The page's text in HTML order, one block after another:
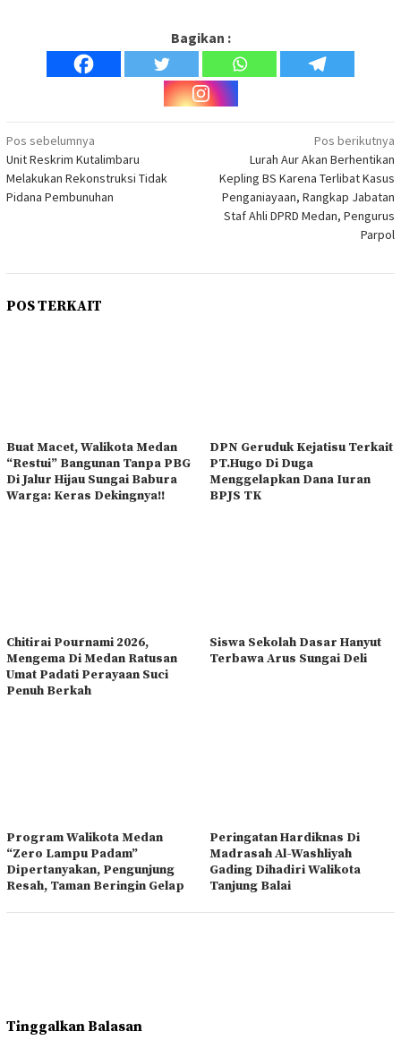
Bagikan :
Navigasi
pos
Pos sebelumnya
Unit Reskrim Kutalimbaru
Melakukan Rekonstruksi Tidak
Pidana Pembunuhan
Pos berikutnya
Lurah Aur Akan Berhentikan
Kepling BS Karena Terlibat Kasus
Penganiayaan, Rangkap Jabatan
Staf Ahli DPRD Medan, Pengurus
Parpol
POS TERKAIT
Buat Macet, Walikota Medan
“Restui” Bangunan Tanpa PBG
Di Jalur Hijau Sungai Babura
Warga: Keras Dekingnya!!
DPN Geruduk Kejatisu Terkait
PT.Hugo Di Duga
Menggelapkan Dana Iuran
BPJS TK
Chitirai Pournami 2026,
Mengema Di Medan Ratusan
Umat Padati Perayaan Suci
Penuh Berkah
Siswa Sekolah Dasar Hanyut
Terbawa Arus Sungai Deli
Program Walikota Medan
“Zero Lampu Padam”
Dipertanyakan, Pengunjung
Resah, Taman Beringin Gelap
Peringatan Hardiknas Di
Madrasah Al-Washliyah
Gading Dihadiri Walikota
Tanjung Balai
Tinggalkan Balasan